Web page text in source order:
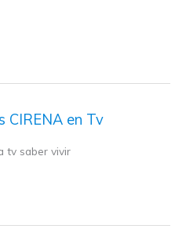
CIRENA en Tv
tv saber vivir